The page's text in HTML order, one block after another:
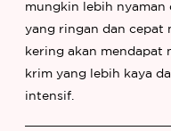
mungkin lebih nyaman
yang ringan dan cepat
kering akan mendapat
krim yang lebih kaya
intensif.